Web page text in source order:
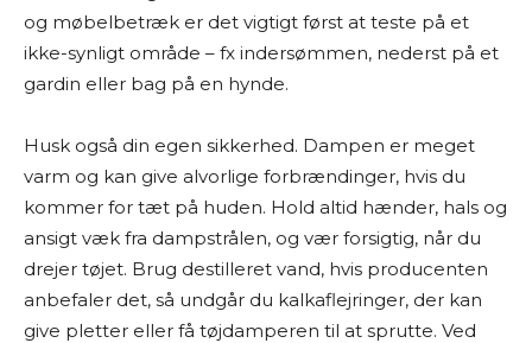
og møbelbetræk er det vigtigt først at teste på et
ikke-synligt område – fx indersømmen, nederst på et
gardin eller bag på en hynde.
Husk også din egen sikkerhed. Dampen er meget
varm og kan give alvorlige forbrændinger, hvis du
kommer for tæt på huden. Hold altid hænder, hals og
ansigt væk fra dampstrålen, og vær forsigtig, når du
drejer tøjet. Brug destilleret vand, hvis producenten
anbefaler det, så undgår du kalkaflejringer, der kan
give pletter eller få tøjdamperen til at sprutte. Ved